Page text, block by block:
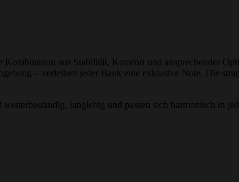
aus Stabilität, Komfort und ansprechender
– verleihen jeder Bank eine exklusive Note. Die
langlebig und passen sich harmonisch in